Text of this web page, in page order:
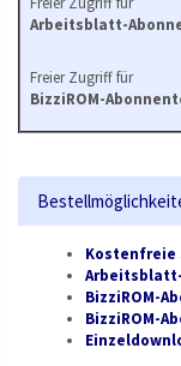
Arbeitsblatt-
Freier Zugriff für
BizziROM-
Kostenfreie
BizziROM-
BizziROM-